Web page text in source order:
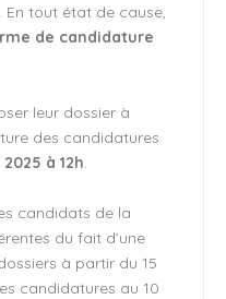
tout état de cause,
de candidature
leur dossier à
des candidatures
à 12h.
candidats de la
du fait d’une
à partir du 15
candidatures au 10